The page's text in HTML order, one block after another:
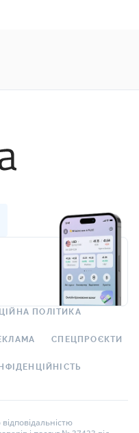
ПОЛІТИКА
СПЕЦПРОЄКТИ